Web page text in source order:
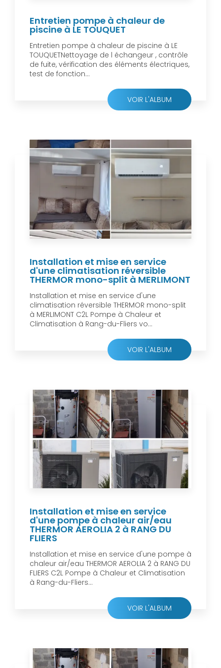
Entretien pompe à chaleur de
piscine à LE TOUQUET
Entretien pompe à chaleur de piscine à LE
TOUQUETNettoyage de l échangeur , contrôle
de fuite, vérification des éléments électriques,
test de fonction...
VOIR L'ALBUM
Installation et mise en service
d'une climatisation réversible
THERMOR mono-split à MERLIMONT
Installation et mise en service d'une
climatisation réversible THERMOR mono-split
à MERLIMONT C2L Pompe à Chaleur et
Climatisation à Rang-du-Fliers vo...
VOIR L'ALBUM
Installation et mise en service
d'une pompe à chaleur air/eau
THERMOR AEROLIA 2 à RANG DU
FLIERS
Installation et mise en service d'une pompe à
chaleur air/eau THERMOR AEROLIA 2 à RANG DU
FLIERS C2L Pompe à Chaleur et Climatisation
à Rang-du-Fliers...
VOIR L'ALBUM